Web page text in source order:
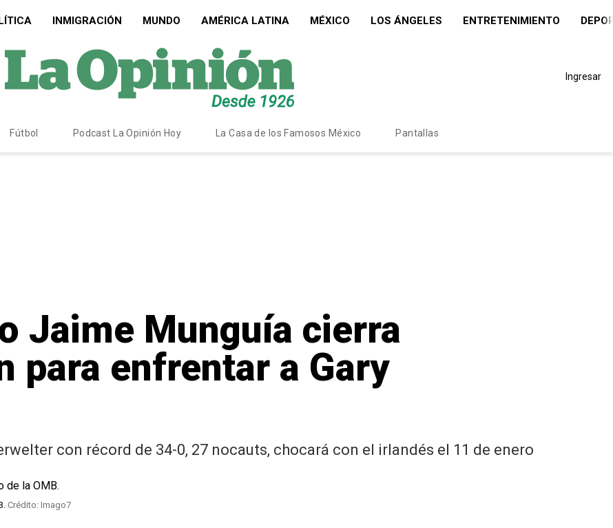
INMIGRACIÓN MUNDO AMÉRICA LATINA MÉXICO LOS ÁNGELES ENTRETENIMIENTO
Ingresar
Fútbol Podcast La Opinión Hoy La Casa de los Famosos México Pantallas
Jaime Munguía cierra
para enfrentar a Gary
con récord de 34-0, 27 nocauts, chocará con el irlandés el 11 de enero
Crédito: Imago7